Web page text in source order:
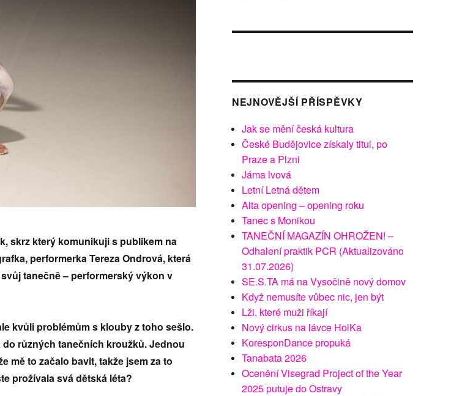
skrz který komunikuji s publikem na
performerka Tereza Ondrová, která
tanečně – performerský výkon v
kvůli problémům s klouby z toho sešlo.
různých tanečních kroužků. Jednou
mě to začalo bavit, takže jsem za to
prožívala svá dětská léta?
NEJNOVĚJŠÍ PŘÍSPĚVKY
Jak se mění česká kultura
České Budějovice získaly titul, po
Praze a Plzni
Jáma lvová
Letní Letná dětem
Alta opening – opening roku
Tanec s Monikou
TANEČNÍ MAGAZÍN OHROŽEN! –
Odhalení praktik PCR (Aktualizováno
31.07.2026)
SE.S.TA má na Vysočině nový domov
Když nemusíte vůbec nic, jen být
Lži, které muži říkají
Nový cirkus na lávce HolKa
KoresponDance propuká
Tanabata 2026
Ocenění Visegrad Project of the Year
2025 putuje do Ostravy